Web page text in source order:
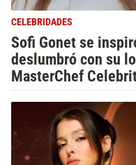
CELEBRIDADES
Sofi Gonet se
deslumbró con su
MasterChef